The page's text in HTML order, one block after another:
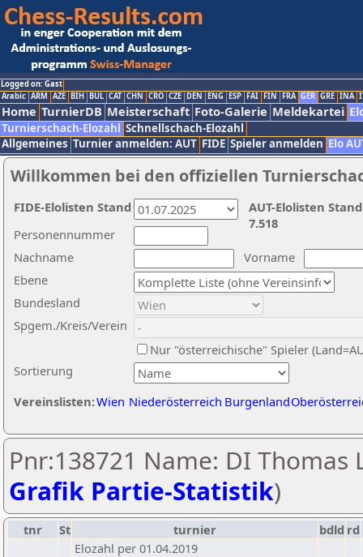
Logged on: Gast
Arabic ARM AZE BIH BUL CAT CHN CRO CZE DEN ENG ESP FAI FIN FRA GER GRE INA
Home TurnierDB Meisterschaft Foto-Galerie Meldekartei
Turnierschach-Elozahl Schnellschach-Elozahl
Allgemeines Turnier anmelden: AUT FIDE Spieler anmelden Elo
Willkommen bei den offiziellen
Nachname
Vorname
Ebene
Sortierung
Personennummer
Bundesland
Spgem./Kreis/Verein
Nur "österreichische" Spieler
Vereinslisten:Wien Niederösterreich Burgenland
AUT-Elolisten
7.518
FIDE-Elolisten Stand
Pnr:138721 Name: DI Thomas
Grafik Partie-Statistik)
tnr St turnier bdld rd
Elozahl per 01.04.2019